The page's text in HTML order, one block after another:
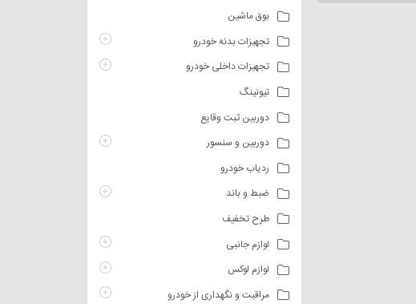
بوق ماشین
تجهیزات بدنه خودرو
تجهیزات داخلی خودرو
تیونینگ
دوربین ثبت وقایع
دوربین و سنسور
ردیاب خودرو
ضبط و باند
طرح تخفیف
لوازم جانبی
لوازم لوکس
مراقبت و نگهداری از خودرو